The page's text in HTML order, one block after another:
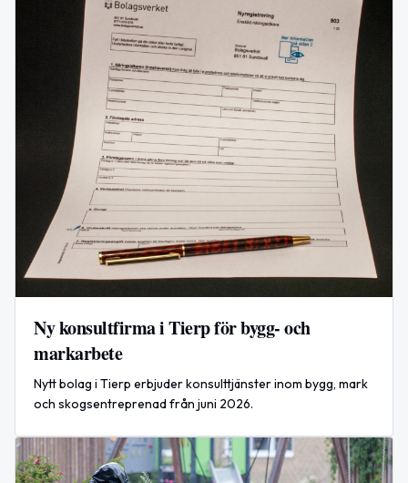
Ny konsultfirma i Tierp för bygg- och
markarbete
Nytt bolag i Tierp erbjuder konsulttjänster inom bygg, mark
och skogsentreprenad från juni 2026.